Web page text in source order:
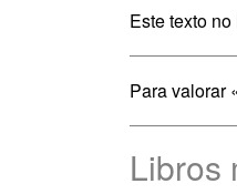
Este texto
Para valorar
Libros